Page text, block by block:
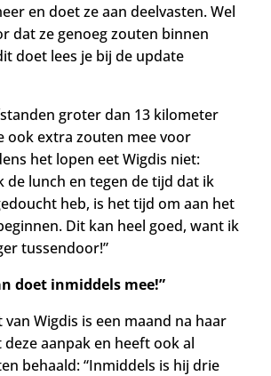
en doet ze aan deelvasten. Wel
dat ze genoeg zouten binnen
doet lees je bij de update
groter dan 13 kilometer
ook extra zouten mee voor
het lopen eet Wigdis niet:
de lunch en tegen de tijd dat ik
heb, is het tijd om aan het
Dit kan heel goed, want ik
tussendoor!”
doet inmiddels mee!”
Wigdis is een maand na haar
aanpak en heeft ook al
behaald: “Inmiddels is hij drie